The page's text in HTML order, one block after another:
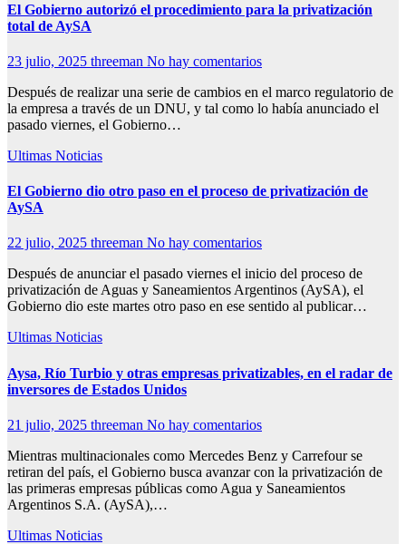
El Gobierno autorizó el procedimiento para la privatización
total de AySA
23 julio, 2025 threeman No hay comentarios
Después de realizar una serie de cambios en el marco regulatorio de
la empresa a través de un DNU, y tal como lo había anunciado el
pasado viernes, el Gobierno…
Ultimas Noticias
El Gobierno dio otro paso en el proceso de privatización de
AySA
22 julio, 2025 threeman No hay comentarios
Después de anunciar el pasado viernes el inicio del proceso de
privatización de Aguas y Saneamientos Argentinos (AySA), el
Gobierno dio este martes otro paso en ese sentido al publicar…
Ultimas Noticias
Aysa, Río Turbio y otras empresas privatizables, en el radar de
inversores de Estados Unidos
21 julio, 2025 threeman No hay comentarios
Mientras multinacionales como Mercedes Benz y Carrefour se
retiran del país, el Gobierno busca avanzar con la privatización de
las primeras empresas públicas como Agua y Saneamientos
Argentinos S.A. (AySA),…
Ultimas Noticias